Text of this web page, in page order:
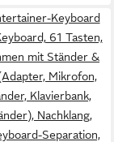
Keyboard
61 Tasten,
mit Ständer &
Mikrofon,
Klavierbank,
Nachklang,
Separation,